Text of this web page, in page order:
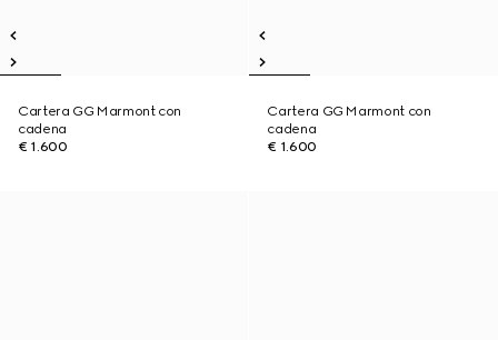
Cartera GG Marmont con
cadena
€ 1.600
Cartera GG Marmont con
cadena
€ 1.600